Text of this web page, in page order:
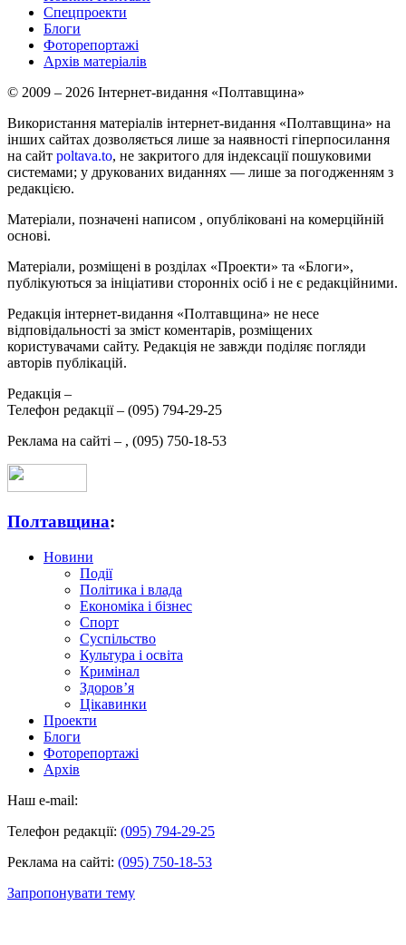
Спецпроекти
Блоги
Фоторепортажі
Архів матеріалів
© 2009 – 2026 Інтернет-видання «Полтавщина»
Використання матеріалів інтернет-видання «Полтавщина» на
інших сайтах дозволяється лише за наявності гіперпосилання
на сайт poltava.to, не закритого для індексації пошуковими
системами; у друкованих виданнях — лише за погодженням з
редакцією.
Матеріали, позначені написом , опубліковані на комерційній
основі.
Матеріали, розміщені в розділах «Проекти» та «Блоги»,
публікуються за ініціативи сторонніх осіб і не є редакційними.
Редакція інтернет-видання «Полтавщина» не несе
відповідальності за зміст коментарів, розміщених
користувачами сайту. Редакція не завжди поділяє погляди
авторів публікацій.
Редакція –
Телефон редакції – (095) 794-29-25
Реклама на сайті – , (095) 750-18-53
Полтавщина:
Новини
Події
Політика і влада
Економіка і бізнес
Спорт
Суспільство
Культура і освіта
Кримінал
Здоров’я
Цікавинки
Проекти
Блоги
Фоторепортажі
Архів
Наш e-mail:
Телефон редакції: (095) 794-29-25
Реклама на сайті: (095) 750-18-53
Запропонувати тему